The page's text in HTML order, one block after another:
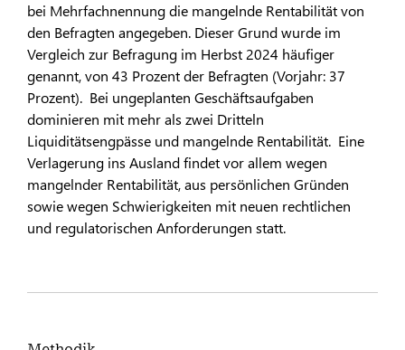
bei Mehrfachnennung die mangelnde Rentabilität von
den Befragten angegeben. Dieser Grund wurde im
Vergleich zur Befragung im Herbst 2024 häufiger
genannt, von 43 Prozent der Befragten (Vorjahr: 37
Prozent). Bei ungeplanten Geschäftsaufgaben
dominieren mit mehr als zwei Dritteln
Liquiditätsengpässe und mangelnde Rentabilität. Eine
Verlagerung ins Ausland findet vor allem wegen
mangelnder Rentabilität, aus persönlichen Gründen
sowie wegen Schwierigkeiten mit neuen rechtlichen
und regulatorischen Anforderungen statt.